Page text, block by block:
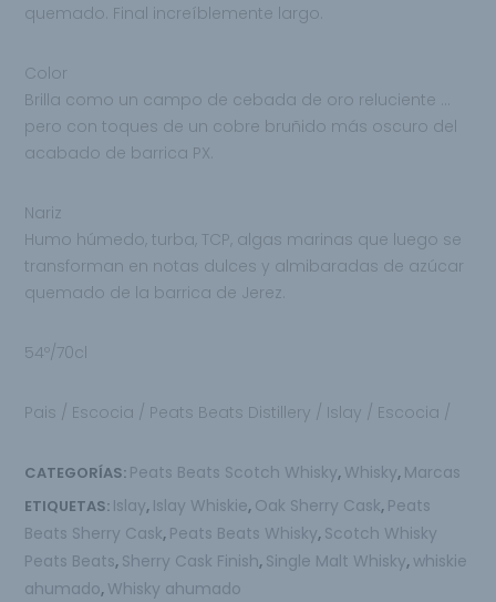
quemado. Final increíblemente largo.
Color
Brilla como un campo de cebada de oro reluciente …
pero con toques de un cobre bruñido más oscuro del
acabado de barrica PX.
Nariz
Humo húmedo, turba, TCP, algas marinas que luego se
transforman en notas dulces y almibaradas de azúcar
quemado de la barrica de Jerez.
54º/70cl
Pais / Escocia / Peats Beats Distillery / Islay / Escocia /
CATEGORÍAS: Peats Beats Scotch Whisky, Whisky, Marcas
ETIQUETAS: Islay, Islay Whiskie, Oak Sherry Cask, Peats
Beats Sherry Cask, Peats Beats Whisky, Scotch Whisky
Peats Beats, Sherry Cask Finish, Single Malt Whisky, whiskie
ahumado, Whisky ahumado